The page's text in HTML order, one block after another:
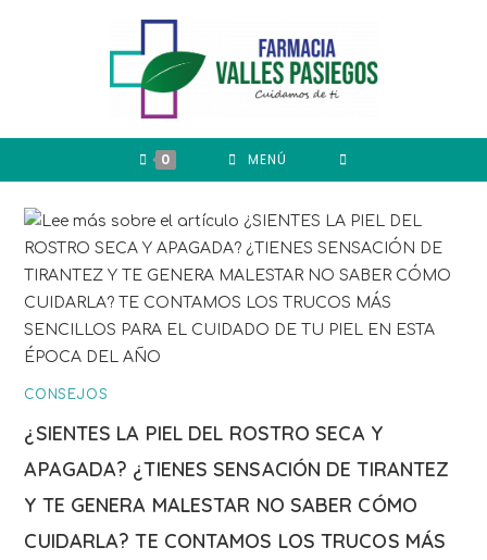
0 MENÚ
CONSEJOS
¿SIENTES LA PIEL DEL ROSTRO SECA Y
APAGADA? ¿TIENES SENSACIÓN DE TIRANTEZ
Y TE GENERA MALESTAR NO SABER CÓMO
CUIDARLA? TE CONTAMOS LOS TRUCOS MÁS